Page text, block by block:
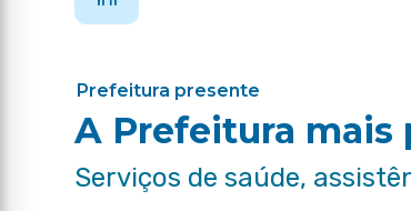
Prefeitura presente
A Prefeitura mais
Serviços de saúde,